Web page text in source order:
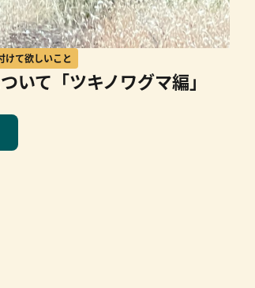
けて欲しいこと
いて「ツキノワグマ編」